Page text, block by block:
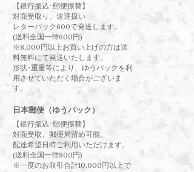
【銀行振込･郵便振替】
対面受取り、速達扱い
レターパック600で発送します。
(送料全国一律600円)
※8,000円以上お買い上げの方は送
料無料にて発送いたします。
形状･重量等により、ゆうパックを利
用させていただく場合がございま
す。
日本郵便（ゆうパック）
【銀行振込･郵便振替】
対面受取、郵便局留め可能。
配達希望日時ご利用いただけます。
(送料全国一律800円)
※一度のお取引合計10.000円以上で